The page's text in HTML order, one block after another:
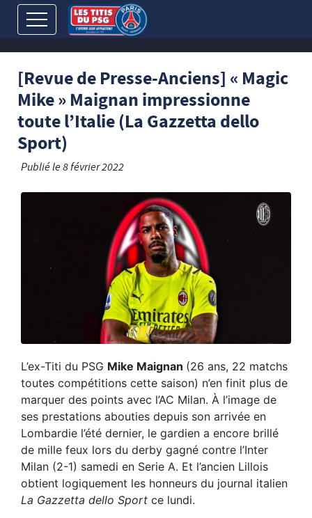
[Revue de Presse-Anciens] « Magic
Mike » Maignan impressionne
toute l’Italie (La Gazzetta dello
Sport)
Publié le8 février 2022
L’ex-Titi du PSG Mike Maignan (26 ans, 22 matchs
toutes compétitions cette saison) n’en finit plus de
marquer des points avec l’AC Milan. À l’image de
ses prestations abouties depuis son arrivée en
Lombardie l’été dernier, le gardien a encore brillé
de mille feux lors du derby gagné contre l’Inter
Milan (2-1) samedi en Serie A. Et l’ancien Lillois
obtient logiquement les honneurs du journal italien
La Gazzetta dello Sport ce lundi.